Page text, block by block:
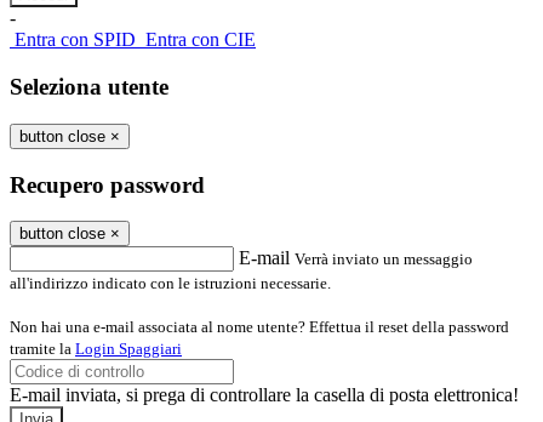
-
Entra con SPID Entra con CIE
Seleziona utente
button close ×
Recupero password
button close ×
E-mail Verrà inviato un messaggio
all'indirizzo indicato con le istruzioni necessarie.
Non hai una e-mail associata al nome utente? Effettua il reset della password
tramite la Login Spaggiari
E-mail inviata, si prega di controllare la casella di posta elettronica!